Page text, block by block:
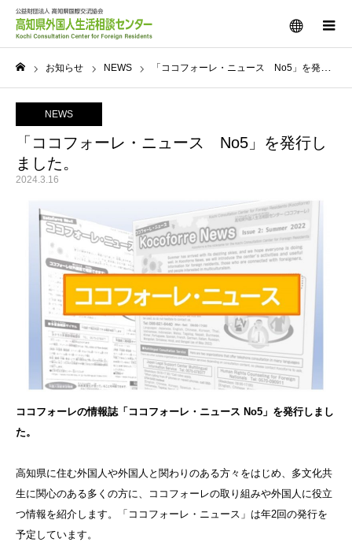
メニュー
お知らせ NEWS 「ココフォーレ・ニュース No5」を発行しました。
NEWS
「ココフォーレ・ニュース No5」を発行し
ました。
2024.3.16
ココフォーレの情報誌「ココフォーレ・ニュース No5」を発行しまし
た。
高知県に住む外国人や外国人と関わりのある方々をはじめ、多文化共
生に関心のある多くの方に、ココフォーレの取り組みや外国人に役立
つ情報を紹介します。「ココフォーレ・ニュース」は年2回の発行を
予定しています。